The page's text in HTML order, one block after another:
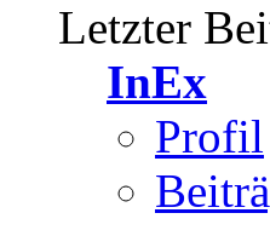
Letzter
InEx
Profil